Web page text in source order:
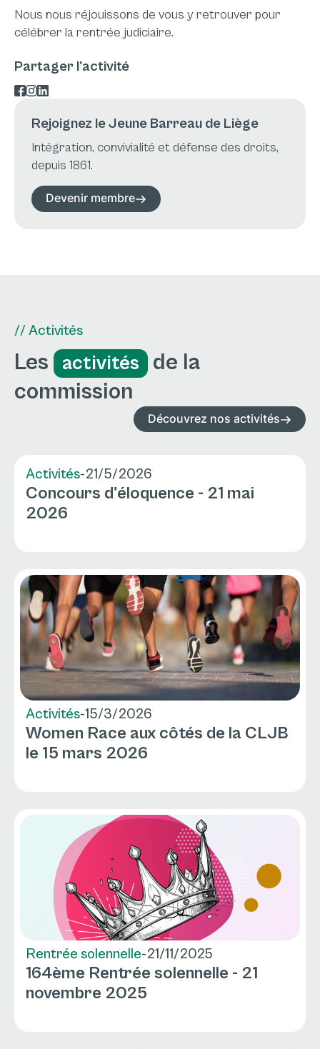
Nous nous réjouissons de vous y retrouver pour
célébrer la rentrée judiciaire.
Partager l'activité
Rejoignez le Jeune Barreau de Liège
Intégration, convivialité et défense des droits,
depuis 1861.
Devenir membre
// Activités
Les activités
de la
commission
Découvrez nos activités
Activités-21/5/2026
Concours d'éloquence - 21 mai
2026
Activités-15/3/2026
Women Race aux côtés de la CLJB
le 15 mars 2026
Rentrée solennelle-21/11/2025
164ème Rentrée solennelle - 21
novembre 2025